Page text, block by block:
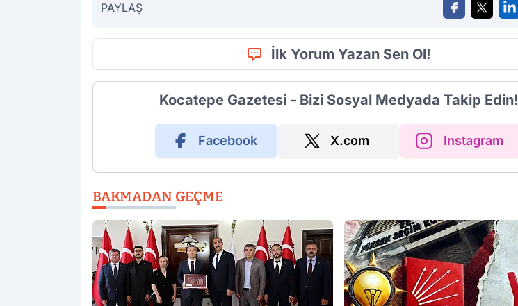
PAYLAŞ
İlk Yorum Yazan Sen Ol!
Kocatepe Gazetesi - Bizi Sosyal Medyada Takip Edin!
Facebook X.com Instagram
BAKMADAN GEÇME